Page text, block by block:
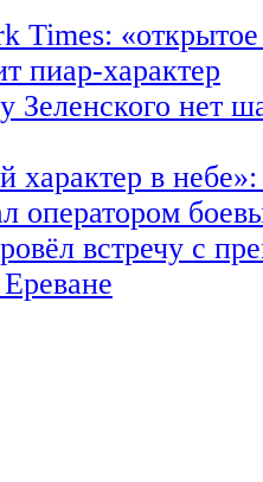
Times:
пиар-характер
Зеленского нет
характер в
оператором
встречу с